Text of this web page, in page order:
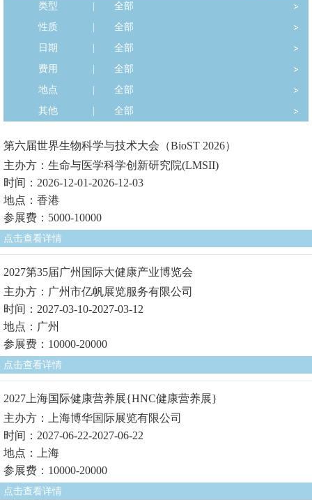
类型
全部
性质
全部
日期
全部
费用
全部
地点
全部
其他
全部
第六届世界生物科学与技术大会（BioST 2026）
主办方：生命与医学科学创新研究院(LMSII)
时间：2026-12-01-2026-12-03
地点：香港
参展费：5000-10000
点击查看详情
2027第35届广州国际大健康产业博览会
主办方：广州市亿帆展览服务有限公司
时间：2027-03-10-2027-03-12
地点：广州
参展费：10000-20000
点击查看详情
2027上海国际健康营养展{HNC健康营养展}
主办方：上海博华国际展览有限公司
时间：2027-06-22-2027-06-22
地点：上海
参展费：10000-20000
点击查看详情